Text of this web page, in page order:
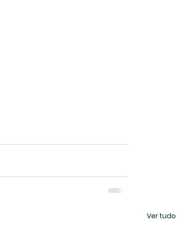
Ver tudo